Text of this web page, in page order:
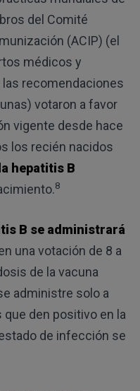
del Comité
(ACIP) (el
médicos y
recomendaciones
votaron a favor
vigente desde hace
los recién nacidos
hepatitis B
8
B se administrará
una votación de 8 a
de la vacuna
administre solo a
den positivo en la
de infección se